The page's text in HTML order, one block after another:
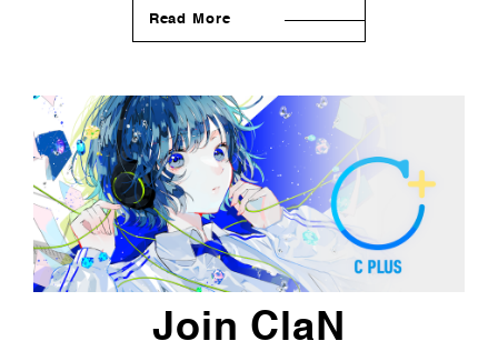
Read More
Join ClaN